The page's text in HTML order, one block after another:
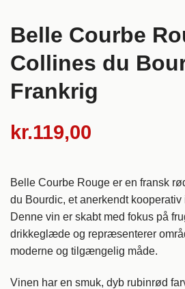
Belle Courbe
Collines du
Frankrig
kr.119,00
Belle Courbe Rouge er en fransk
du Bourdic, et anerkendt
Denne vin er skabt med fokus på
drikkeglæde og repræsenterer
moderne og tilgængelig måde.
Vinen har en smuk, dyb rubinrød